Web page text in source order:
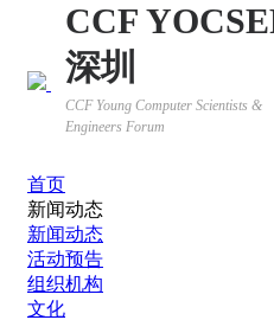
CCF
深圳
CCF Young Computer Scientists &
Engineers Forum
首页
新闻动态
新闻动态
活动预告
组织机构
文化